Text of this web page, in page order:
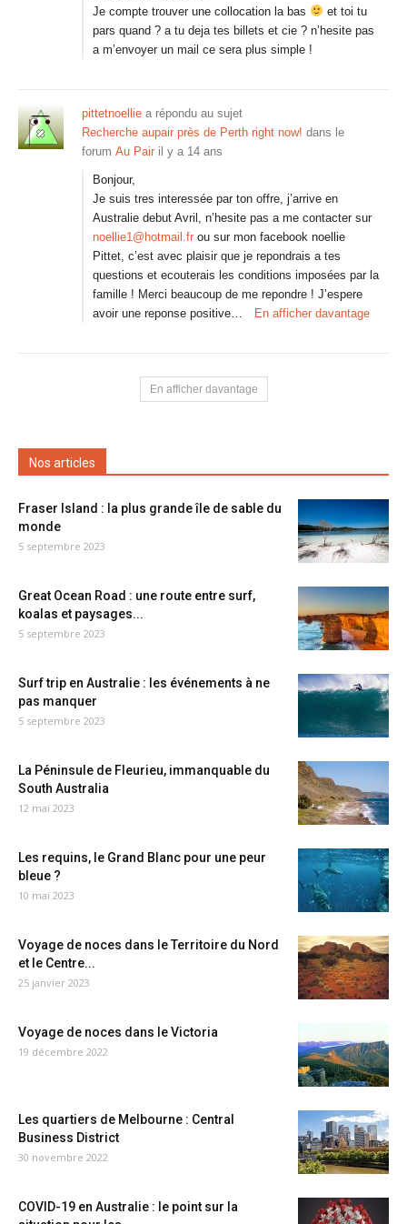
Je compte trouver une collocation la bas
et toi tu
pars quand ? a tu deja tes billets et cie ? n’hesite pas
a m’envoyer un mail ce sera plus simple !
pittetnoellie a répondu au sujet
Recherche aupair près de Perth right now! dans le
forum Au Pair il y a 14 ans
Bonjour,
Je suis tres interessée par ton offre, j’arrive en
Australie debut Avril, n’hesite pas a me contacter sur
noellie1@hotmail.fr ou sur mon facebook noellie
Pittet, c’est avec plaisir que je repondrais a tes
questions et ecouterais les conditions imposées par la
famille ! Merci beaucoup de me repondre ! J’espere
avoir une reponse positive…
En afficher davantage
En afficher davantage
Nos articles
Fraser Island : la plus grande île de sable du
monde
5 septembre 2023
Great Ocean Road : une route entre surf,
koalas et paysages...
5 septembre 2023
Surf trip en Australie : les événements à ne
pas manquer
5 septembre 2023
La Péninsule de Fleurieu, immanquable du
South Australia
12 mai 2023
Les requins, le Grand Blanc pour une peur
bleue ?
10 mai 2023
Voyage de noces dans le Territoire du Nord
et le Centre...
25 janvier 2023
Voyage de noces dans le Victoria
19 décembre 2022
Les quartiers de Melbourne : Central
Business District
30 novembre 2022
COVID-19 en Australie : le point sur la